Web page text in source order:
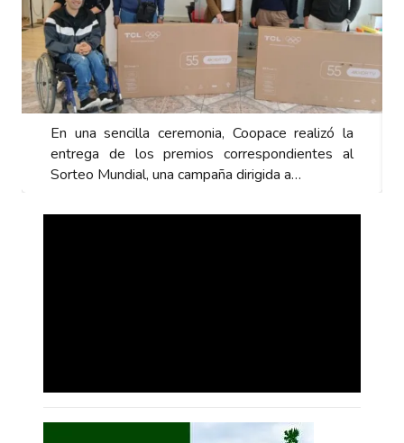
En una sencilla ceremonia, Coopace realizó la
entrega de los premios correspondientes al
Sorteo Mundial, una campaña dirigida a…